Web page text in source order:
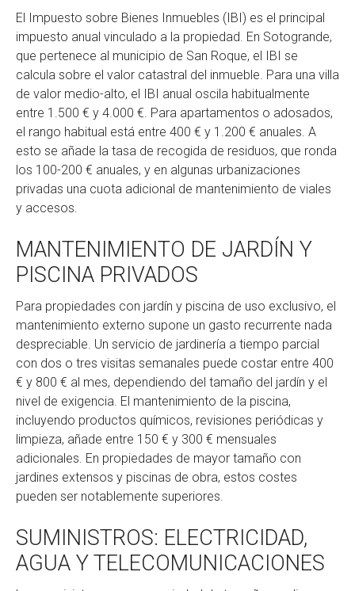
El Impuesto sobre Bienes Inmuebles (IBI) es el principal
impuesto anual vinculado a la propiedad. En Sotogrande,
que pertenece al municipio de San Roque, el IBI se
calcula sobre el valor catastral del inmueble. Para una villa
de valor medio-alto, el IBI anual oscila habitualmente
entre 1.500 € y 4.000 €. Para apartamentos o adosados,
el rango habitual está entre 400 € y 1.200 € anuales. A
esto se añade la tasa de recogida de residuos, que ronda
los 100-200 € anuales, y en algunas urbanizaciones
privadas una cuota adicional de mantenimiento de viales
y accesos.
MANTENIMIENTO DE JARDÍN Y
PISCINA PRIVADOS
Para propiedades con jardín y piscina de uso exclusivo, el
mantenimiento externo supone un gasto recurrente nada
despreciable. Un servicio de jardinería a tiempo parcial
con dos o tres visitas semanales puede costar entre 400
€ y 800 € al mes, dependiendo del tamaño del jardín y el
nivel de exigencia. El mantenimiento de la piscina,
incluyendo productos químicos, revisiones periódicas y
limpieza, añade entre 150 € y 300 € mensuales
adicionales. En propiedades de mayor tamaño con
jardines extensos y piscinas de obra, estos costes
pueden ser notablemente superiores.
SUMINISTROS: ELECTRICIDAD,
AGUA Y TELECOMUNICACIONES